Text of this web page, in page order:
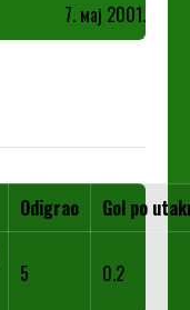
7. мај 2001.
Odigrao Gol po
5 0.2